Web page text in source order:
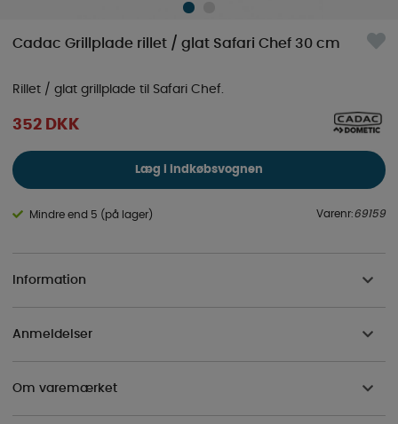
Cadac Grillplade rillet / glat Safari Chef 30 cm
Rillet / glat grillplade til Safari Chef.
352 DKK
Læg i indkøbsvognen
Mindre end 5 (på lager) Varenr:69159
Information
Anmeldelser
Om varemærket